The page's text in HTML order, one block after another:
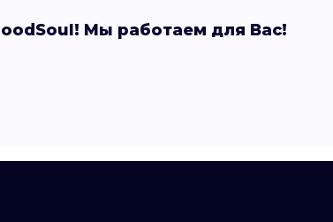
Мы работаем для Вас!